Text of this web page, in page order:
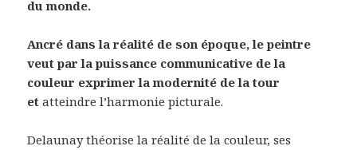
du monde.
Ancré dans la réalité de son époque, le peintre
veut par la puissance communicative de la
couleur exprimer la modernité de la tour
et atteindre l’harmonie picturale.
Delaunay théorise la réalité de la couleur, ses